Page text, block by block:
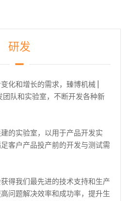
研发
化和增长的需求， 臻博机械
团队和实验室，不断开发各种新
的实验室，以用于产品开发实
客户产品投产前的开发与测试需
得我们最先进的技术支持和生产
问题解决效率和成功率，提升生